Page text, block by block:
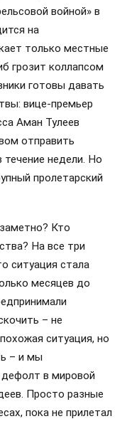
войной» в
на
только местные
грозит коллапсом
готовы давать
вице-премьер
Аман Тулеев
отправить
течение недели. Но
пролетарский
Кто
На все три
ситуация стала
месяцев до
– не
ситуация, но
– и мы
дефолт в мировой
Просто разные
пока не прилетал